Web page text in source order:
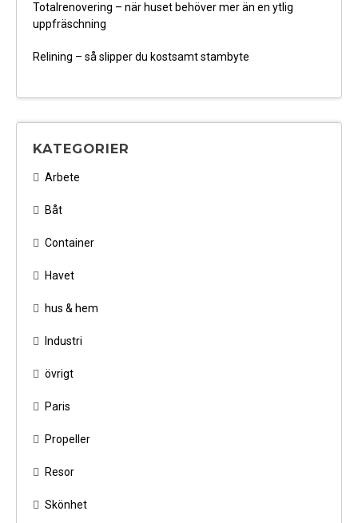
Totalrenovering – när huset behöver mer än en ytlig
uppfräschning
Relining – så slipper du kostsamt stambyte
KATEGORIER
Arbete
Båt
Container
Havet
hus & hem
Industri
övrigt
Paris
Propeller
Resor
Skönhet